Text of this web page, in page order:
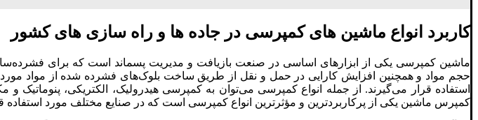
کاربرد انواع ماشین های کمپرسی در جاده ها و راه سازی های کشور
ماشین کمپرسی یکی از ابزارهای اساسی در صنعت بازیافت و مدیریت پسماند است که برای
حجم مواد و همچنین افزایش کارایی در حمل و نقل از طریق ساخت بلوک‌های فشرده شده از مواد مورد
استفاده قرار می‌گیرند. از جمله انواع کمپرسی می‌توان به کمپرسی هیدرولیک، الکتریکی، پنوماتیک
کمپرس ماشین یکی از پرکاربردترین و مؤثرترین انواع کمپرسی است که در صنایع مختلف مورد استفاده